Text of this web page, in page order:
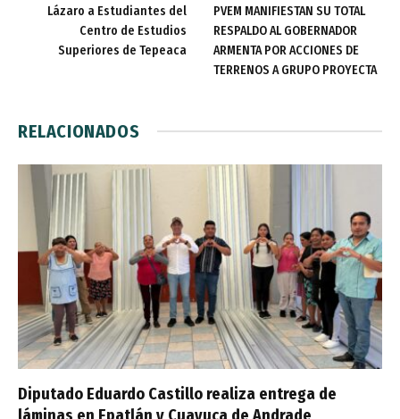
Lázaro a Estudiantes del
Centro de Estudios
Superiores de Tepeaca
PVEM MANIFIESTAN SU TOTAL
RESPALDO AL GOBERNADOR
ARMENTA POR ACCIONES DE
TERRENOS A GRUPO PROYECTA
RELACIONADOS
Diputado Eduardo Castillo realiza entrega de